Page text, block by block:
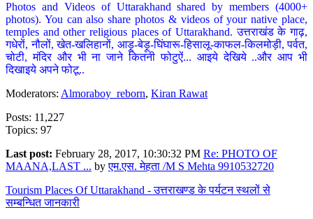
Photos and Videos of Uttarakhand shared by members (4000+
photos). You can also share photos & videos of your native place,
temples and other religious places of Uttarakhand. उत्तराखंड के गाढ़,
गधेरों, नौलों, खेत-खलिहानों, आड़ू-बेड़ू-घिंघारू-हिसालू-काफल-किलमोड़ी, पर्वत,
चोटी, मंदिर और भी ना जाने कितनी फोटुऐं... आइये देखिये ..और आप भी
दिखाइये अपने फोटू..
Moderators: Almoraboy_reborn, Kiran Rawat
Posts: 11,227
Topics: 97
Last post: February 28, 2017, 10:30:32 PM Re: PHOTO OF
MAANA,LAST ... byएम.एस. मेहता /M S Mehta 9910532720
Tourism Places Of Uttarakhand - उत्तराखण्ड के पर्यटन स्थलों से
सम्बन्धित जानकारी